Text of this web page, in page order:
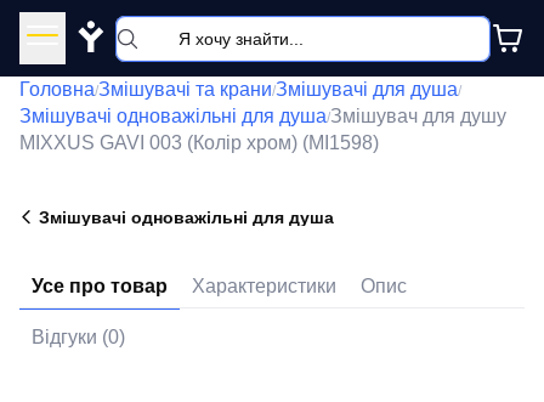
Y
Головна/Змішувачі та крани/Змішувачі для душа/
Змішувачі одноважільні для душа/Змішувач для душу
MIXXUS GAVI 003 (Колір хром) (MI1598)
Змішувачі одноважільні для душа
Усе про товар Характеристики Опис
Відгуки (0)